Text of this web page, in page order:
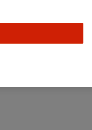
Välj butik
Sortimentet kan